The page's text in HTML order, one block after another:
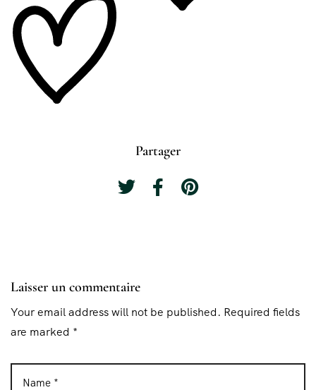
Partager
Laisser un commentaire
Your email address will not be published. Required fields
are marked *